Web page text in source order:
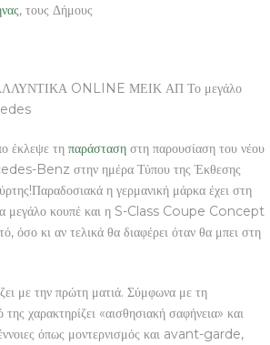
, τους Δήμους
ONLINE ΜΕΙΚ ΑΠ Το μεγάλο
έκλεψε τη παράσταση στη παρουσίαση του νέου
Benz στην ημέρα Τύπου της Έκθεσης
η γερμανική μάρκα έχει στη
μεγάλο κουπέ και η S-Class Coupe Concept
όσο κι αν τελικά θα διαφέρει όταν θα μπει στη
με την πρώτη ματιά. Σύμφωνα με τη
χαρακτηρίζει «αισθησιακή σαφήνεια» και
όπως μοντερνισμός και avant-garde,